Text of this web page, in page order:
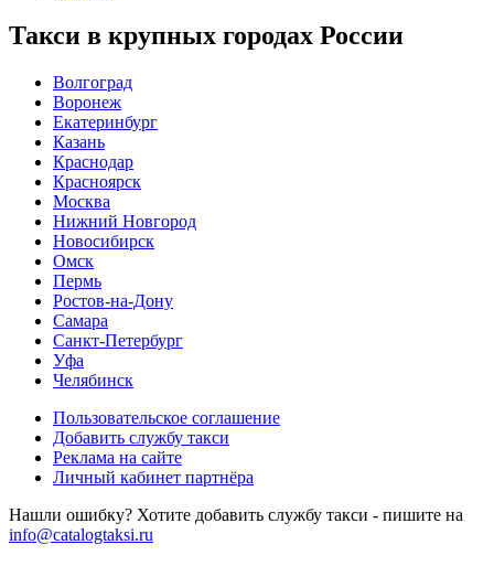
Такси в крупных городах России
Волгоград
Воронеж
Екатеринбург
Казань
Краснодар
Красноярск
Москва
Нижний Новгород
Новосибирск
Омск
Пермь
Ростов-на-Дону
Самара
Санкт-Петербург
Уфа
Челябинск
Пользовательское соглашение
Добавить службу такси
Реклама на сайте
Личный кабинет партнёра
Нашли ошибку? Хотите добавить службу такси - пишите на
info@catalogtaksi.ru